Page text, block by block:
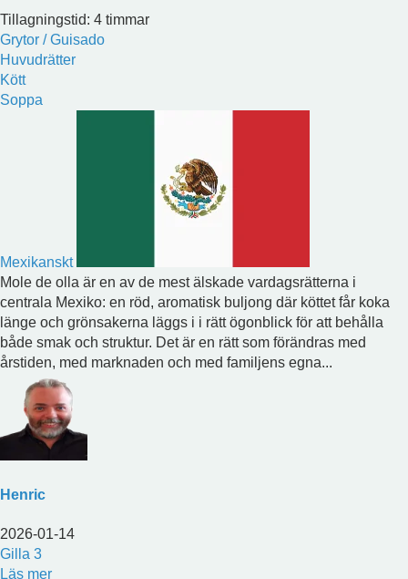
Tillagningstid: 4 timmar
Grytor / Guisado
Huvudrätter
Kött
Soppa
Mexikanskt
Mole de olla är en av de mest älskade vardagsrätterna i
centrala Mexiko: en röd, aromatisk buljong där köttet får koka
länge och grönsakerna läggs i i rätt ögonblick för att behålla
både smak och struktur. Det är en rätt som förändras med
årstiden, med marknaden och med familjens egna...
Henric
2026-01-14
Gilla 3
Läs mer